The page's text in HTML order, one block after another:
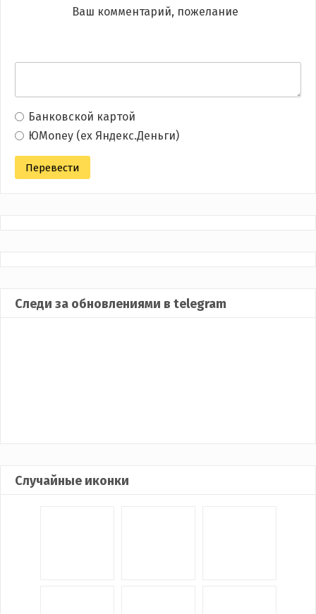
Ваш комментарий, пожелание
Банковской картой
ЮMoney (ex Яндекс.Деньги)
Следи за обновлениями в telegram
Случайные иконки